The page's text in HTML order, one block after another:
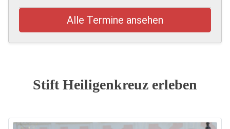
Alle Termine ansehen
Stift Heiligenkreuz erleben